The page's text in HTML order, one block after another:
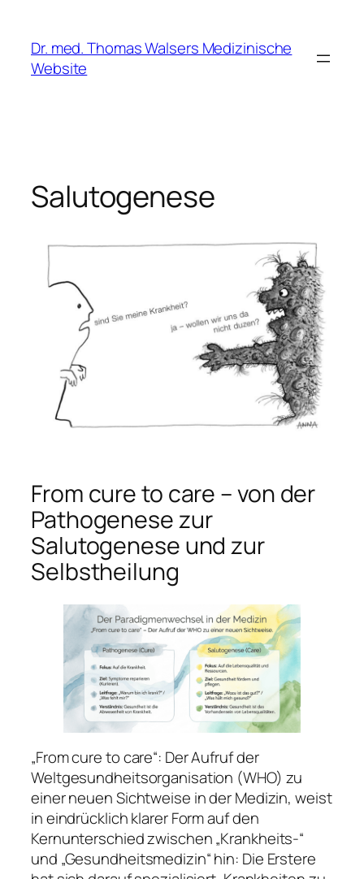
springen
Dr. med. Thomas Walsers Medizinische
Website
Salutogenese
From cure to care – von der
Pathogenese zur
Salutogenese und zur
Selbstheilung
„From cure to care“: Der Aufruf der
Weltgesundheitsorganisation (WHO) zu
einer neuen Sichtweise in der Medizin, weist
in eindrücklich klarer Form auf den
Kernunterschied zwischen „Krankheits-“
und „Gesundheitsmedizin“ hin: Die Erstere